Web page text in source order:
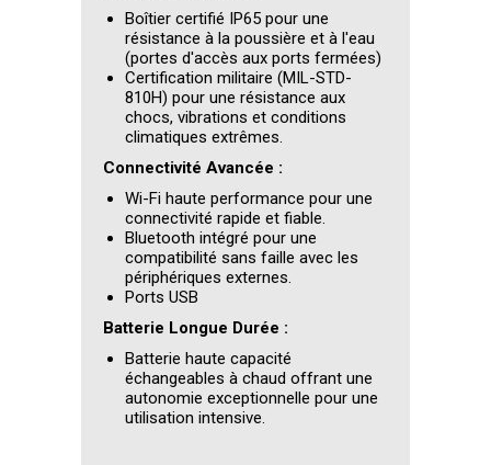
Boîtier certifié IP65 pour une
résistance à la poussière et à l'eau
(portes d'accès aux ports fermées)
Certification militaire (MIL-STD-
810H) pour une résistance aux
chocs, vibrations et conditions
climatiques extrêmes.
Connectivité Avancée :
Wi-Fi haute performance pour une
connectivité rapide et fiable.
Bluetooth intégré pour une
compatibilité sans faille avec les
périphériques externes.
Ports USB
Batterie Longue Durée :
Batterie haute capacité
échangeables à chaud offrant une
autonomie exceptionnelle pour une
utilisation intensive.